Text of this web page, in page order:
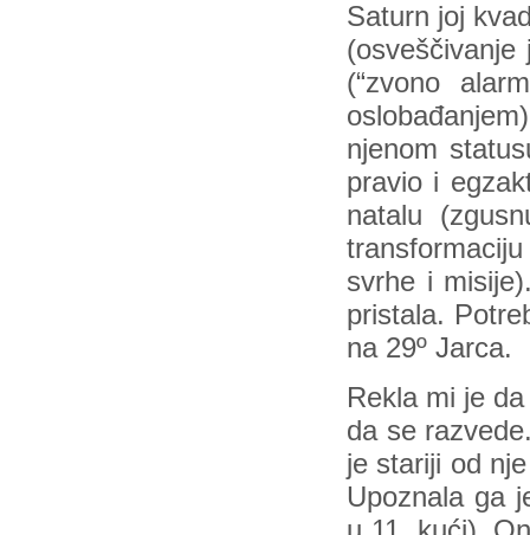
Saturn joj
(“zvono
njenom
pravio i
natalu
svrhe i
pristala.
na 29º Jarca.
Rekla mi je
da se
je stariji od
Upoznala ga